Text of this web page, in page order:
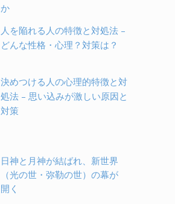
か
人を陥れる人の特徴と対処法 –
どんな性格・心理？対策は？
決めつける人の心理的特徴と対
処法 – 思い込みが激しい原因と
対策
日神と月神が結ばれ、新世界
（光の世・弥勒の世）の幕が
開く